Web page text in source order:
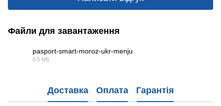
Файли для завантаження
pasport-smart-moroz-ukr-menju
0.5 МБ
Доставка Оплата Гарантія